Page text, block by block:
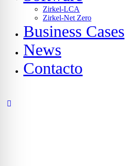
Zirkel-LCA
Zirkel-Net Zero
Business Cases
News
Contacto